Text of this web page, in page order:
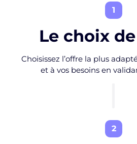
1
Le choix
Choisissez l’offre la plus
et à vos besoins en
2